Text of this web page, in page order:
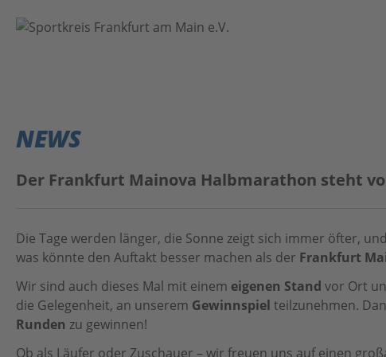
Das Projekt
Anleitung
#BeActive FrankfurtRheinMain
MainSport APP
Kontakt
Datenschutz
NEWS
Der Frankfurt Mainova Halbmarathon steht
Die Tage werden länger, die Sonne zeigt sich immer öfter,
was könnte den Auftakt besser machen als der Frankfurt
Wir sind auch dieses Mal mit einem eigenen Stand vor Ort
die Gelegenheit, an unserem Gewinnspiel teilzunehmen.
Runden zu gewinnen!
Ob als Läufer oder Zuschauer – wir freuen uns auf einen